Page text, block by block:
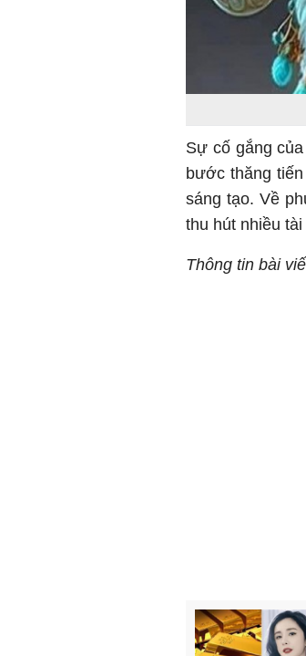
Sự cố gắng
bước thăng
sáng tạo. Về
thu hút nhiều
Thông tin bài